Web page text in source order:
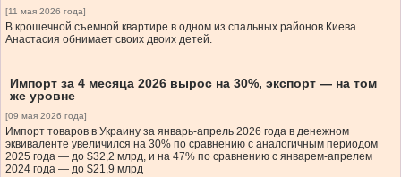
[11 мая 2026 года]
В крошечной съемной квартире в одном из спальных районов Киева
Анастасия обнимает своих двоих детей.
Импорт за 4 месяца 2026 вырос на 30%, экспорт — на том
же уровне
[09 мая 2026 года]
Импорт товаров в Украину за январь-апрель 2026 года в денежном
эквиваленте увеличился на 30% по сравнению с аналогичным периодом
2025 года — до $32,2 млрд, и на 47% по сравнению с январем-апрелем
2024 года — до $21,9 млрд